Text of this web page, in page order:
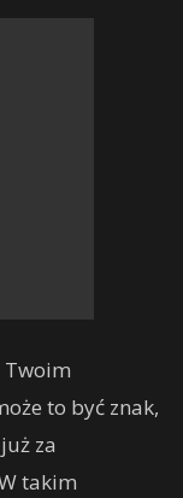
Twoim
to być znak,
za
takim